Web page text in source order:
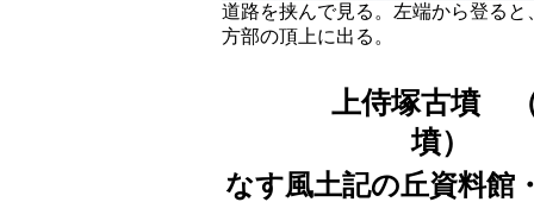
道路を挟んで見る。左端から登ると
方部の頂上に出る。
上侍塚古墳（
なす風土記の丘資料館